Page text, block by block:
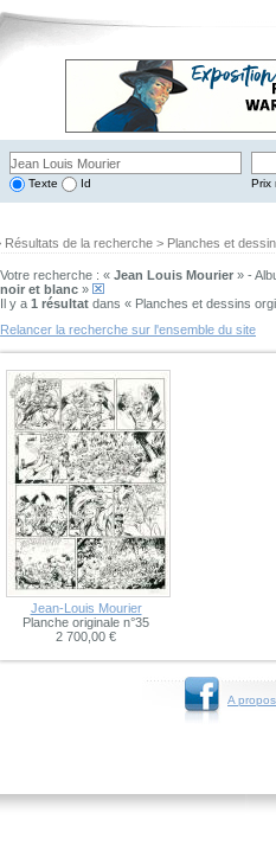
Texte Id Prix
Résultats de la recherche > Planches et
Votre recherche : « Jean Louis Mourier » -
noir et blanc »
Il y a 1 résultat dans « Planches et dessins
Relancer la recherche sur l'ensemble du site
Jean-Louis Mourier
Planche originale n°35
2 700,00 €
A